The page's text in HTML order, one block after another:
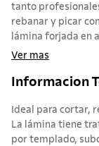
tanto
rebanar y picar
lámina forjada en
Ver mas
Informacion
Ideal para cortar,
La lámina tiene
por templado,